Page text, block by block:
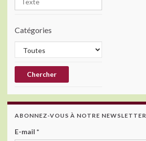
Catégories
ABONNEZ-VOUS À NOTRE NEWSLETTER
E-mail *